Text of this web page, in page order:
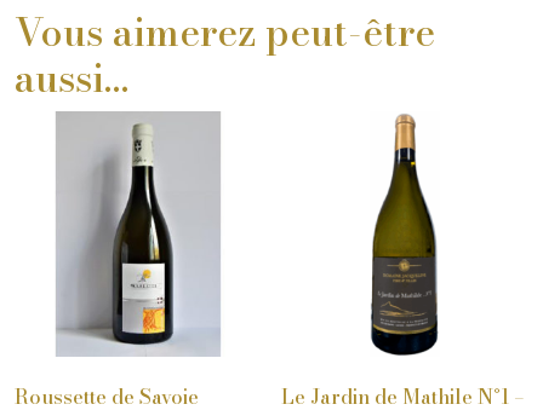
Vous aimerez peut-être
aussi…
Roussette de Savoie Le Jardin de Mathile N°1 –